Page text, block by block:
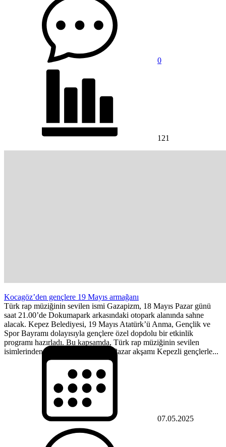
0
121
Kocagöz’den gençlere 19 Mayıs armağanı
Türk rap müziğinin sevilen ismi Gazapizm, 18 Mayıs Pazar günü
saat 21.00’de Dokumapark arkasındaki otopark alanında sahne
alacak. Kepez Belediyesi, 19 Mayıs Atatürk’ü Anma, Gençlik ve
Spor Bayramı dolayısıyla gençlere özel dopdolu bir etkinlik
programı hazırladı. Bu kapsamda, Türk rap müziğinin sevilen
isimlerinden Gazapizm, 18 Mayıs Pazar akşamı Kepezli gençlerle...
07.05.2025